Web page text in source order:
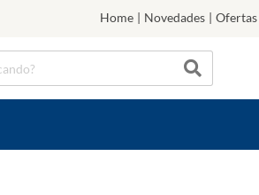
Home | Novedades | Ofertas